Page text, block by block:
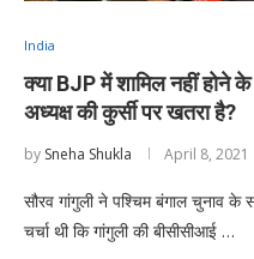
India
क्या BJP में शामिल नहीं होने
अध्यक्ष की कुर्सी पर खतरा है?
by Sneha Shukla April 8, 2021
सौरव गांगुली ने पश्चिम बंगाल चुनाव के
चर्चा थी कि गांगुली की बीसीसीआई …